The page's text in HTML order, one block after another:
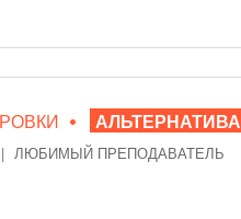
• АЛЬТЕРНАТИВА
| ЛЮБИМЫЙ ПРЕПОДАВАТЕЛЬ